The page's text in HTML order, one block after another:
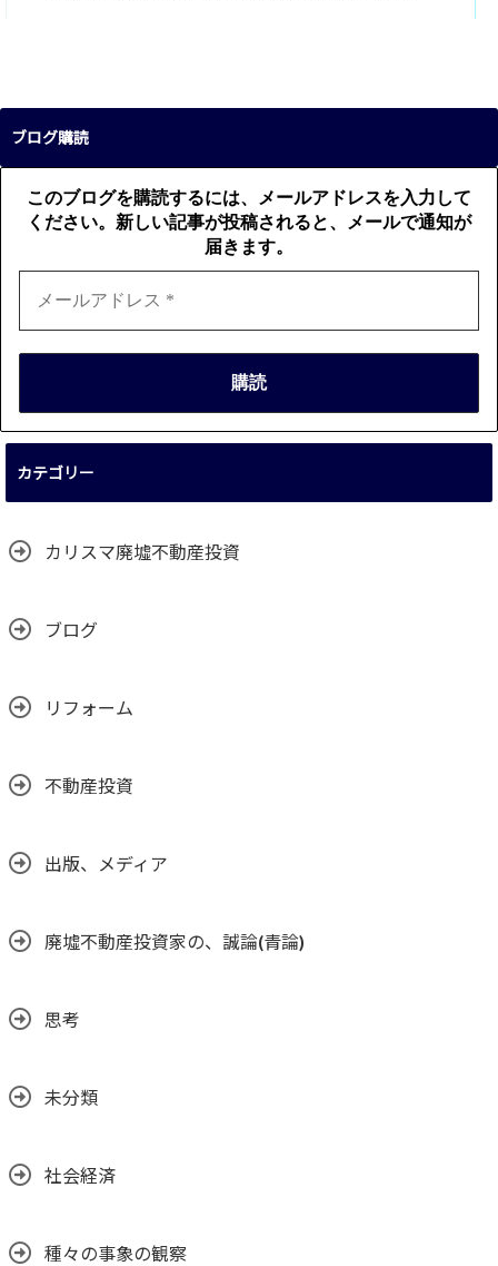
ブログ購読
このブログを購読するには、メールアドレスを入力して
ください。新しい記事が投稿されると、メールで通知が
届きます。
カテゴリー
カリスマ廃墟不動産投資
ブログ
リフォーム
不動産投資
出版、メディア
廃墟不動産投資家の、誠論(青論)
思考
未分類
社会経済
種々の事象の観察